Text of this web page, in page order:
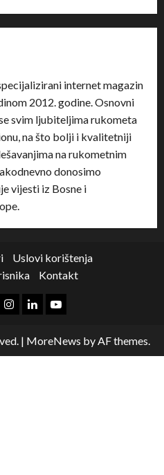
internet magazin
2012. godine. Osnovni
svim ljubiteljima rukometa
na što bolji i kvalitetniji
na rukometnim
donosimo
vijesti iz Bosne i
Uslovi korištenja
Kontakt
| MoreNews by AF themes.